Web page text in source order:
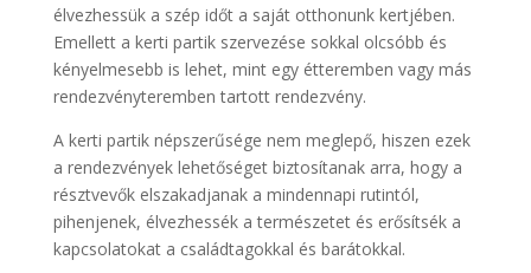
élvezhessük a szép időt a saját otthonunk kertjében.
Emellett a kerti partik szervezése sokkal olcsóbb és
kényelmesebb is lehet, mint egy étteremben vagy más
rendezvényteremben tartott rendezvény.
A kerti partik népszerűsége nem meglepő, hiszen ezek
a rendezvények lehetőséget biztosítanak arra, hogy a
résztvevők elszakadjanak a mindennapi rutintól,
pihenjenek, élvezhessék a természetet és erősítsék a
kapcsolatokat a családtagokkal és barátokkal.